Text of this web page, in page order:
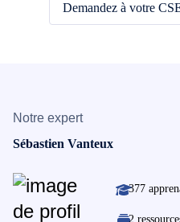
Demandez à votre
Notre expert
Sébastien Vanteux
377
2